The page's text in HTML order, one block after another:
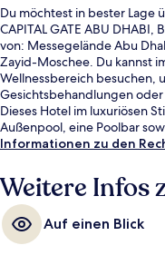
Du möchtest in bester Lage
CAPITAL GATE ABU
von: Messegelände Abu
Zayid-Moschee. Du kannst
Wellnessbereich besuchen,
Gesichtsbehandlungen
Dieses Hotel im luxuriösen
Außenpool, eine Poolbar
Fitnessbereich. Andere
Informationen zu den
Weitere Infos
Auf einen Blick